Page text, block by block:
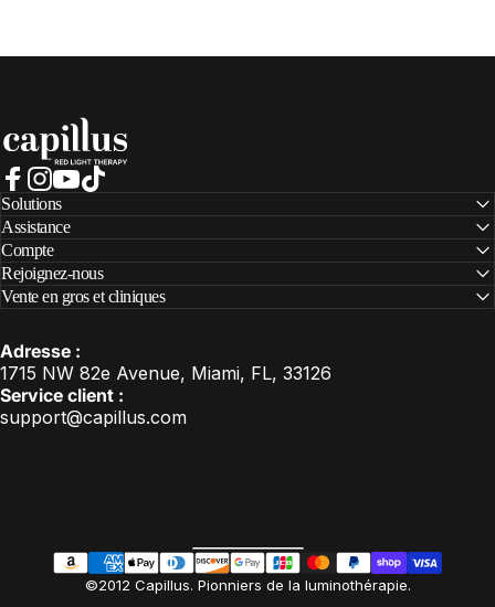
Capillus
Facebook
Instagram
YouTube
Adresse :
1715 NW 82e Avenue, Miami, FL, 33126
Service client :
support@capillus.com
Solutions
Assistance
Compte
Rejoignez-nous
Vente en gros et cliniques
©2012 Capillus. Pionniers de la luminothérapie.